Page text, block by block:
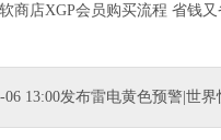
商店XGP会员购买流程 省钱
13:00发布雷电黄色预警|世界